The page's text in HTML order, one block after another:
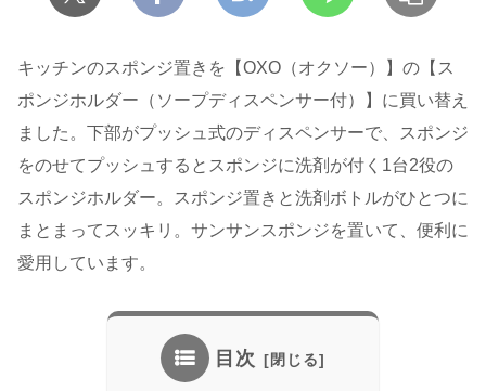
キッチンのスポンジ置きを【OXO（オクソー）】の【ス
ポンジホルダー（ソープディスペンサー付）】に買い替え
ました。下部がプッシュ式のディスペンサーで、スポンジ
をのせてプッシュするとスポンジに洗剤が付く1台2役の
スポンジホルダー。スポンジ置きと洗剤ボトルがひとつに
まとまってスッキリ。サンサンスポンジを置いて、便利に
愛用しています。
目次